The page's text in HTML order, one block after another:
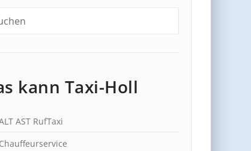
kann Taxi-Holl
AST RufTaxi
Chauffeurservice